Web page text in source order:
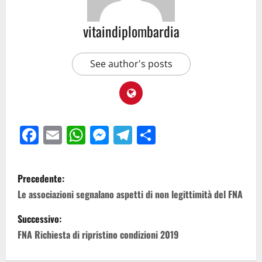
vitaindiplombardia
See author's posts
Facebook
EmailWhatsApp
Messenger
Telegram
Precedente:
Le associazioni segnalano aspetti di non legittimità del FNA
Successivo:
FNA Richiesta di ripristino condizioni 2019